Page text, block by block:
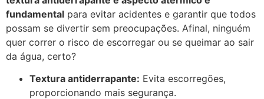
fundamental para evitar acidentes e garantir que todos
possam se divertir sem preocupações. Afinal, ninguém
quer correr o risco de escorregar ou se queimar ao sair
da água, certo?
Textura antiderrapante: Evita escorregões,
proporcionando mais segurança.